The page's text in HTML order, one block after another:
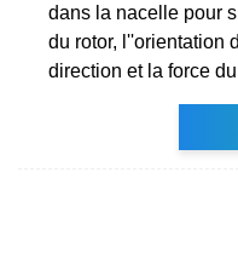
dans la nacelle pour
du rotor, l''orientation
direction et la force